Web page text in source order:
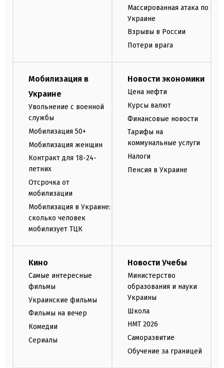
Массированная атака по
Украине
Взрывы в России
Потери врага
Мобилизация в
Украине
Увольнение с военной
службы
Мобилизация 50+
Мобилизация женщин
Контракт для 18-24-
летних
Отсрочка от
мобилизации
Мобилизация в Украине:
сколько человек
мобилизует ТЦК
Новости экономики
Цена нефти
Курсы валют
Финансовые новости
Тарифы на
коммунальные услуги
Налоги
Пенсия в Украине
Кино
Самые интересные
фильмы
Украинские фильмы
Фильмы на вечер
Комедии
Сериалы
Новости Учебы
Министерство
образования и науки
Украины
Школа
НМТ 2026
Саморазвитие
Обучение за границей